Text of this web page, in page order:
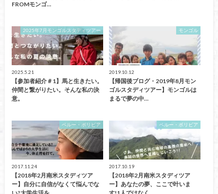
FROMモンゴ…
2025年7月モンゴルスタディツアー
2025.5.21
【参加者紹介＃1】馬と生きたい。
仲間と繋がりたい。そんな私の決
意。
モンゴル
2019.10.12
【帰国後ブログ・2019年8月モン
ゴルスタディツアー】モンゴルは
まるで夢の中…
ペルー・ボリビア
2017.11.24
【2018年2月南米スタディツア
ー】自分に自信がなくて悩んでな
ペルー・ボリビア
2017.10.19
【2018年2月南米スタディツア
ー】あなたの夢、ここで叶いま